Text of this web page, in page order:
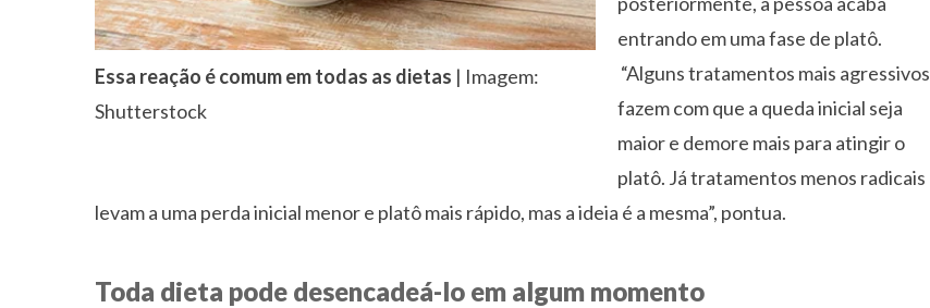
Essa reação é comum em todas as dietas | Imagem:
Shutterstock
entrando em uma fase de platô.
“Alguns tratamentos mais agressivos
fazem com que a queda inicial seja
maior e demore mais para atingir o
platô. Já tratamentos menos radicais
levam a uma perda inicial menor e platô mais rápido, mas a ideia é a mesma”, pontua.
Toda dieta pode desencadeá-lo em algum momento